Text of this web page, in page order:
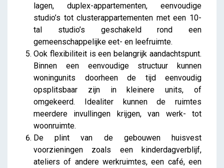
lagen, duplex-appartementen, eenvoudige
studio’s tot clusterappartementen met een 10-
tal studio’s geschakeld rond een
gemeenschappelijke eet- en leefruimte.
Ook flexibiliteit is een belangrijk aandachtspunt.
Binnen een eenvoudige structuur kunnen
woningunits doorheen de tijd eenvoudig
opsplitsbaar zijn in kleinere units, of
omgekeerd. Idealiter kunnen de ruimtes
meerdere invullingen krijgen, van werk- tot
woonruimte.
De plint van de gebouwen huisvest
voorzieningen zoals een kinderdagverblijf,
ateliers of andere werkruimtes, een café, een